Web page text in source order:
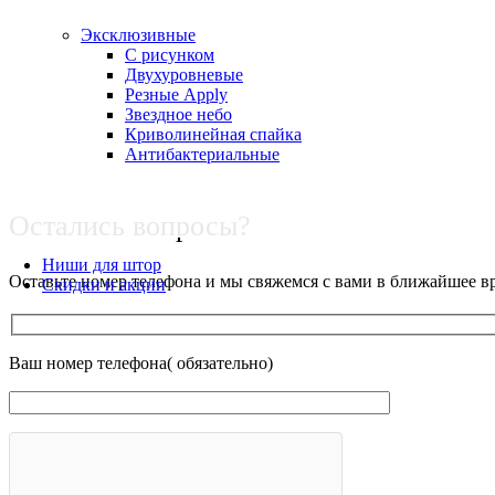
Эксклюзивные
С рисунком
Двухуровневые
Резные Apply
Звездное небо
Криволинейная спайка
Антибактериальные
Ниши для штор
Скидки и акции
Оставьте номер телефона и мы свяжемся с вами в ближайшее
Ваш номер телефона( обязательно)